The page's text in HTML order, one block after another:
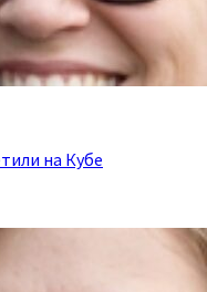
на Кубе